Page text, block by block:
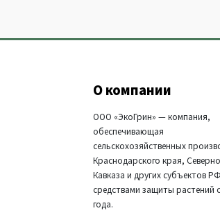
О компании
ООО «ЭкоГрин» — компания,
обеспечивающая
сельскохозяйственных
Краснодарского края,
Кавказа и других субъектов РФ
средствами защиты растений
года.